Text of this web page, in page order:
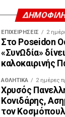
ΕΠΙΧΕΙΡΉΣΕΙΣ 2
Στο Poseidon
«ΣυνΩδία»
καλοκαιρινής
ΑΘΛΗΤΙΚΆ 2 ημέρες
Χρυσός
Κονιδάρης,
τον